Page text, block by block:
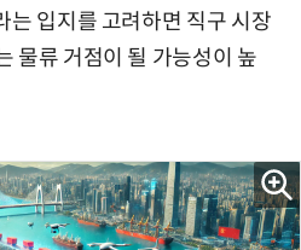
는 입지를 고려하면 직구 시장
물류 거점이 될 가능성이 높